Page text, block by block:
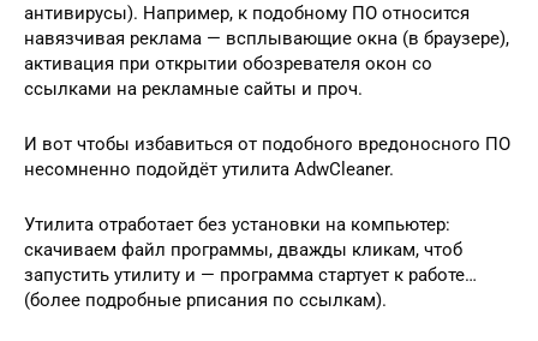
антивирусы). Например, к подобному ПО относится
навязчивая реклама — всплывающие окна (в браузере),
активация при открытии обозревателя окон со
ссылками на рекламные сайты и проч.
И вот чтобы избавиться от подобного вредоносного ПО
несомненно подойдёт утилита AdwCleaner.
Утилита отработает без установки на компьютер:
скачиваем файл программы, дважды кликам, чтоб
запустить утилиту и — программа стартует к работе…
(более подробные рписания по ссылкам).